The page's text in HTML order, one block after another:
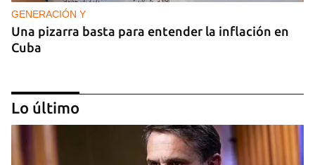
GENERACIÓN Y
Una pizarra basta para entender la inflación en
Cuba
Lo último